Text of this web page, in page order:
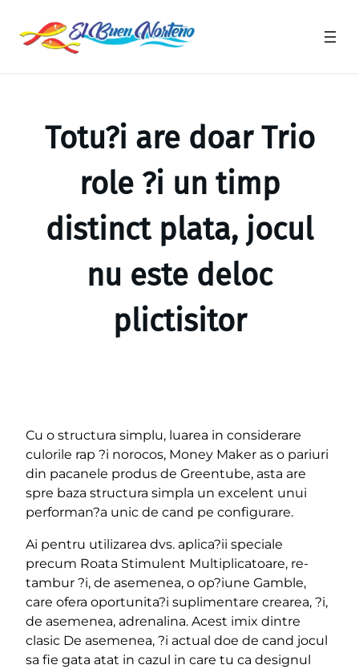
Totu?i are doar Trio
role ?i un timp
distinct plata, jocul
nu este deloc
plictisitor
Cu o structura simplu, luarea in considerare
culorile rap ?i norocos, Money Maker as o pariuri
din pacanele produs de Greentube, asta are
spre baza structura simpla un excelent unui
performan?a unic de cand pe configurare.
Ai pentru utilizarea dvs. aplica?ii speciale
precum Roata Stimulent Multiplicatoare, re-
tambur ?i, de asemenea, o op?iune Gamble,
care ofera oportunita?i suplimentare crearea, ?i,
de asemenea, adrenalina. Acest imix dintre
clasic De asemenea, ?i actual doe de cand jocul
sa fie gata atat in cazul in care tu ca designul